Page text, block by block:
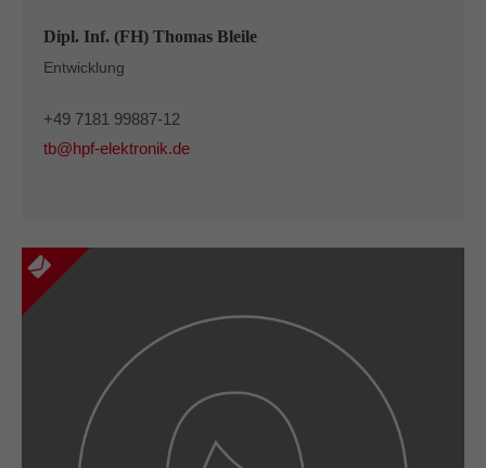
Dipl. Inf. (FH) Thomas Bleile
Entwicklung
+49 7181 99887-12
tb@hpf-elektronik.de